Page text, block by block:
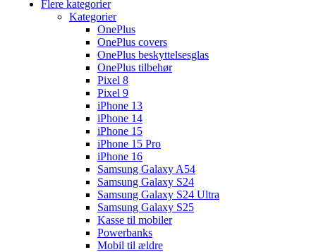
Flere kategorier
Kategorier
OnePlus
OnePlus covers
OnePlus beskyttelsesglas
OnePlus tilbehør
Pixel 8
Pixel 9
iPhone 13
iPhone 14
iPhone 15
iPhone 15 Pro
iPhone 16
Samsung Galaxy A54
Samsung Galaxy S24
Samsung Galaxy S24 Ultra
Samsung Galaxy S25
Kasse til mobiler
Powerbanks
Mobil til ældre